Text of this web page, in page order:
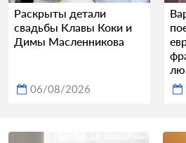
Раскрыты детали
свадьбы Клавы Коки и
Димы Масленникова
06/08/2026